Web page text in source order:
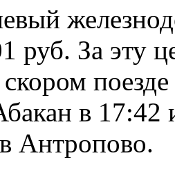
руб. За эту
скором
в 17:42
Антропово.